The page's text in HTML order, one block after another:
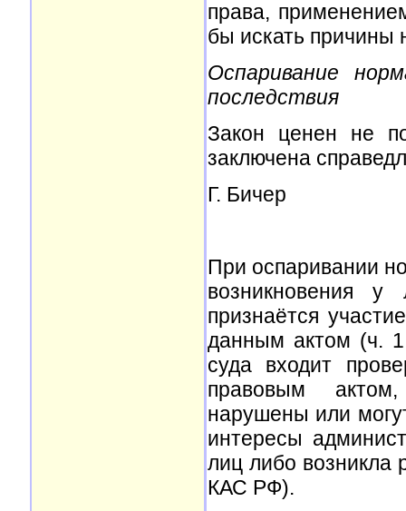
права,
бы искать причины
Оспаривание
последствия
Закон ценен не
заключена
Г. Бичер
При оспаривании
возникновения
признаётся
данным актом (ч.
суда входит
правовым
нарушены или
интересы
лиц либо возникла
КАС РФ).